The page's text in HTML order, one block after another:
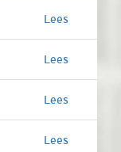
Lees
Lees
Lees
Lees